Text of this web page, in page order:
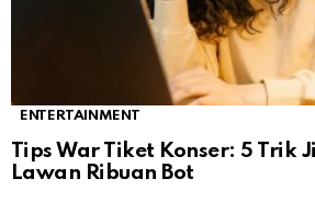
ENTERTAINMENT
Tips War Tiket Konser: 5 Trik
Lawan Ribuan Bot